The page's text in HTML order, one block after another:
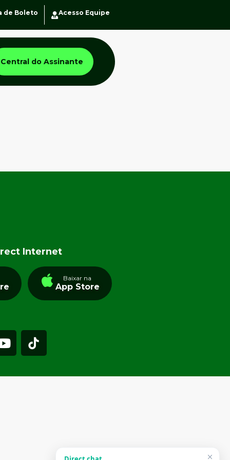
de Boleto Acesso Equipe
Central do Assinante
Internet
Baixar na
App Store